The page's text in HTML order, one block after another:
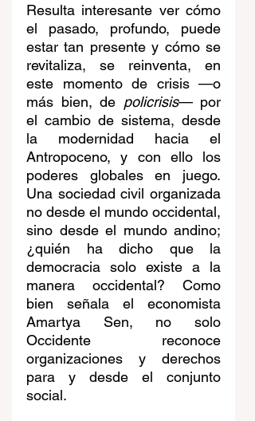
Resulta interesante ver cómo
el pasado, profundo, puede
estar tan presente y cómo se
revitaliza, se reinventa, en
este momento de crisis —o
más bien, de policrisis— por
el cambio de sistema, desde
la modernidad hacia el
Antropoceno, y con ello los
poderes globales en juego.
Una sociedad civil organizada
no desde el mundo occidental,
sino desde el mundo andino;
¿quién ha dicho que la
democracia solo existe a la
manera occidental? Como
bien señala el economista
Amartya Sen, no solo
Occidente reconoce
organizaciones y derechos
para y desde el conjunto
social.